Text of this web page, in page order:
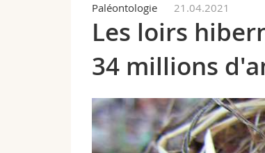
Paléontologie 21.04.2021
Les loirs
34 millions